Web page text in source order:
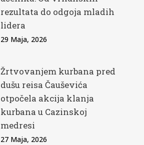
rezultata do odgoja mladih
lidera
29 Maja, 2026
Žrtvovanjem kurbana pred
dušu reisa Čauševića
otpočela akcija klanja
kurbana u Cazinskoj
medresi
27 Maja, 2026